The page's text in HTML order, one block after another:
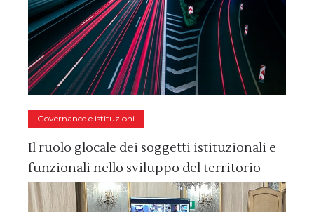
Governance e istituzioni
Il ruolo glocale dei soggetti istituzionali e
funzionali nello sviluppo del territorio